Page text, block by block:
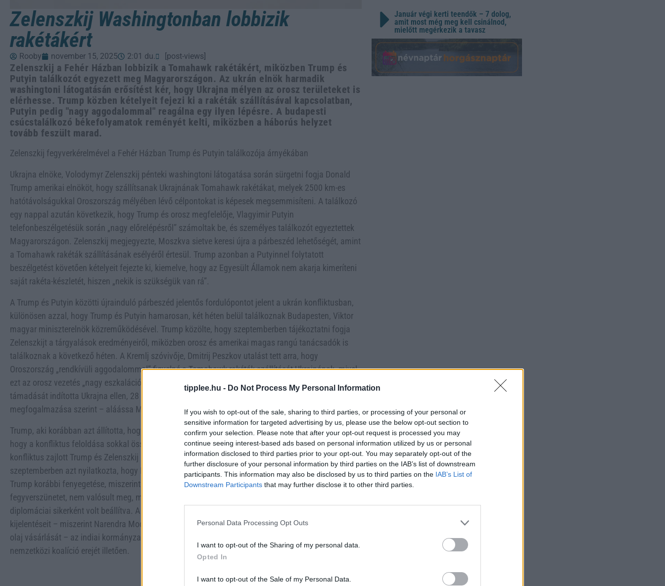
tipplee.hu - Do Not Process My Personal Information
If you wish to opt-out of the sale, sharing to third parties, or processing of your personal or
sensitive information for targeted advertising by us, please use the below opt-out section to
confirm your selection. Please note that after your opt-out request is processed you may
continue seeing interest-based ads based on personal information utilized by us or personal
information disclosed to third parties prior to your opt-out. You may separately opt-out of the
further disclosure of your personal information by third parties on the IAB’s list of downstream
participants. This information may also be disclosed by us to third parties on the IAB’s List of
Downstream Participants that may further disclose it to other third parties.
Personal Data Processing Opt Outs
I want to opt-out of the Sharing of my personal data.
Opted In
I want to opt-out of the Sale of my Personal Data.
Zelenszkij Washingtonban lobbizik
rakétákért
Rooby november 15, 2025 2:01 du. [post-views]
Zelenszkij a Fehér Házban lobbizik a Tomahawk rakétákért, miközben Trump és
Putyin találkozót egyezett meg Magyarországon. Az ukrán elnök harmadik
washingtoni látogatásán erősítést kér, hogy Ukrajna mélyen az orosz területeket is
elérhesse. Trump közben kételyeit fejezi ki a rakéták szállításával kapcsolatban,
Putyin pedig "nagy aggodalommal" reagálna egy ilyen lépésre. A budapesti
csúcstalálkozó békefolyamatok reményét kelti, miközben a háborús helyzet
tovább feszült marad.
Zelenszkij fegyverkérelmével a Fehér Házban Trump és Putyin találkozója árnyékában
Ukrajna elnöke, Volodymyr Zelenszkij pénteki washingtoni látogatása során sürgetni fogja Donald
Trump amerikai elnököt, hogy szállítsanak Ukrajnának Tomahawk rakétákat, melyek 2500 km-es
hatótávolságukkal Oroszország mélyében lévő célpontokat is képesek megsemmisíteni. A találkozó
egy nappal azután következik, hogy Trump és orosz megfelelője, Vlagyimir Putyin
telefonbeszélgetésük során „nagy előrelépésről” számoltak be, és személyes találkozót egyeztettek
Magyarországon. Zelenszkij megjegyezte, Moszkva sietve keresi újra a párbeszéd lehetőségét, amint
a Tomahawk rakéták szállításának esélyéről értesül. Trump azonban a Putyinnel folytatott
beszélgetést követően kételyeit fejezte ki, kiemelve, hogy az Egyesült Államok nem akarja kimeríteni
saját rakéta-készletét, hiszen „nekik is szükségük van rá”.
A Trump és Putyin közötti újrainduló párbeszéd jelentős fordulópontot jelent a ukrán konfliktusban,
különösen azzal, hogy Trump és Putyin hamarosan, két héten belül találkoznak Budapesten, Viktor
magyar miniszterelnök közreműködésével. Trump közölte, hogy szeptemberben tájékoztatni fogja
Zelenszkijt a tárgyalások eredményeiről, miközben orosz és amerikai magas rangú tanácsadók is
találkoznak a következő héten. A Kremlj szóvivője, Dmitrij Peszkov utalást tett arra, hogy
Oroszország „rendkívüli aggodalommal” figyelné a Tomahawk rakéták szállítását Ukrajnának, mivel
ezt az orosz vezetés „nagy eszkalációnak” tekintené. Eközben Oroszország egyik legnagyobb léptékű
támadását indította Ukrajna ellen, 28 ballisztikus rakéta és 320 drón bevetésével, ami – Zelenszkij
megfogalmazása szerint – aláássa Moszkva békés szándékairól szóló nyilatkozatokat.
Trump, aki korábban azt állította, hogy napokon belül képes lezárni a háborút, most már elismeri,
hogy a konfliktus feloldása sokkal összetettebb, mint amire számított. Bár februárban nyilvános
konfliktus zajlott Trump és Zelenszkij között, az utóbbi hónapokban kapcsolatuk javult, sőt Trump
szeptemberben azt nyilatkozta, hogy Kijiv visszaszerezheti Ukrajna teljes területét. Ugyanakkor
Trump korábbi fenyegetése, miszerint szankciókkal sújtja Oroszországot, ha Putyin nem köt
fegyverszünetet, nem valósult meg, miután az alaszkai találkozó – bár konkrét eredmény nélkül –
diplomáciai sikerként volt beállítva. A helyzetet tovább bonyolítja, hogy Trump Indiáról tett
kijelentéseit – miszerint Narendra Modi miniszterelnök megegyezett abban, hogy leállítja az orosz
olaj vásárlását – az indiai kormányzat is kétségbe vonta, ami további bizonytalanságot vetett a
nemzetközi koalíció erejét illetően.
Január végi kerti teendők – 7 dolog,
amit most még meg kell csinálnod,
mielőtt megérkezik a tavasz